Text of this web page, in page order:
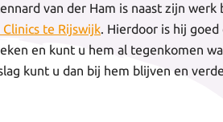
van der Ham is naast zijn
te Rijswijk. Hierdoor is hij
en kunt u hem al tegenkomen
kunt u dan bij hem blijven en